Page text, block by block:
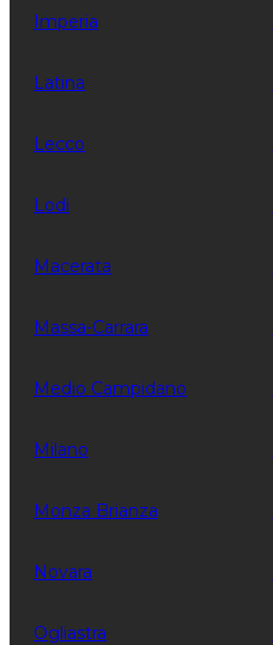
Imperia
Latina
Lecco
Lodi
Macerata
Massa-Carrara
Medio Campidano
Milano
Monza Brianza
Novara
Ogliastra